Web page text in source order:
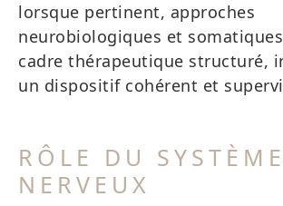
lorsque pertinent, approches
neurobiologiques et
cadre thérapeutique structuré,
un dispositif cohérent et
RÔLE DU SYSTÈME
NERVEUX